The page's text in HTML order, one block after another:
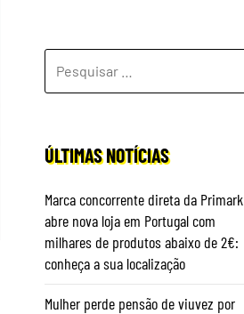
POR:
ÚLTIMAS NOTÍCIAS
Marca concorrente direta da Primark
abre nova loja em Portugal com
milhares de produtos abaixo de 2€:
conheça a sua localização
Mulher perde pensão de viuvez por